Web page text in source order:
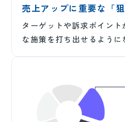
売上アップに重要な「
ターゲットや訴求ポイン
な施策を打ち出せるように